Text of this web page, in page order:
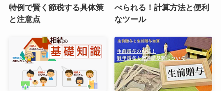
特例で賢く節税する具体策
と注意点
べられる！計算方法と便利
なツール